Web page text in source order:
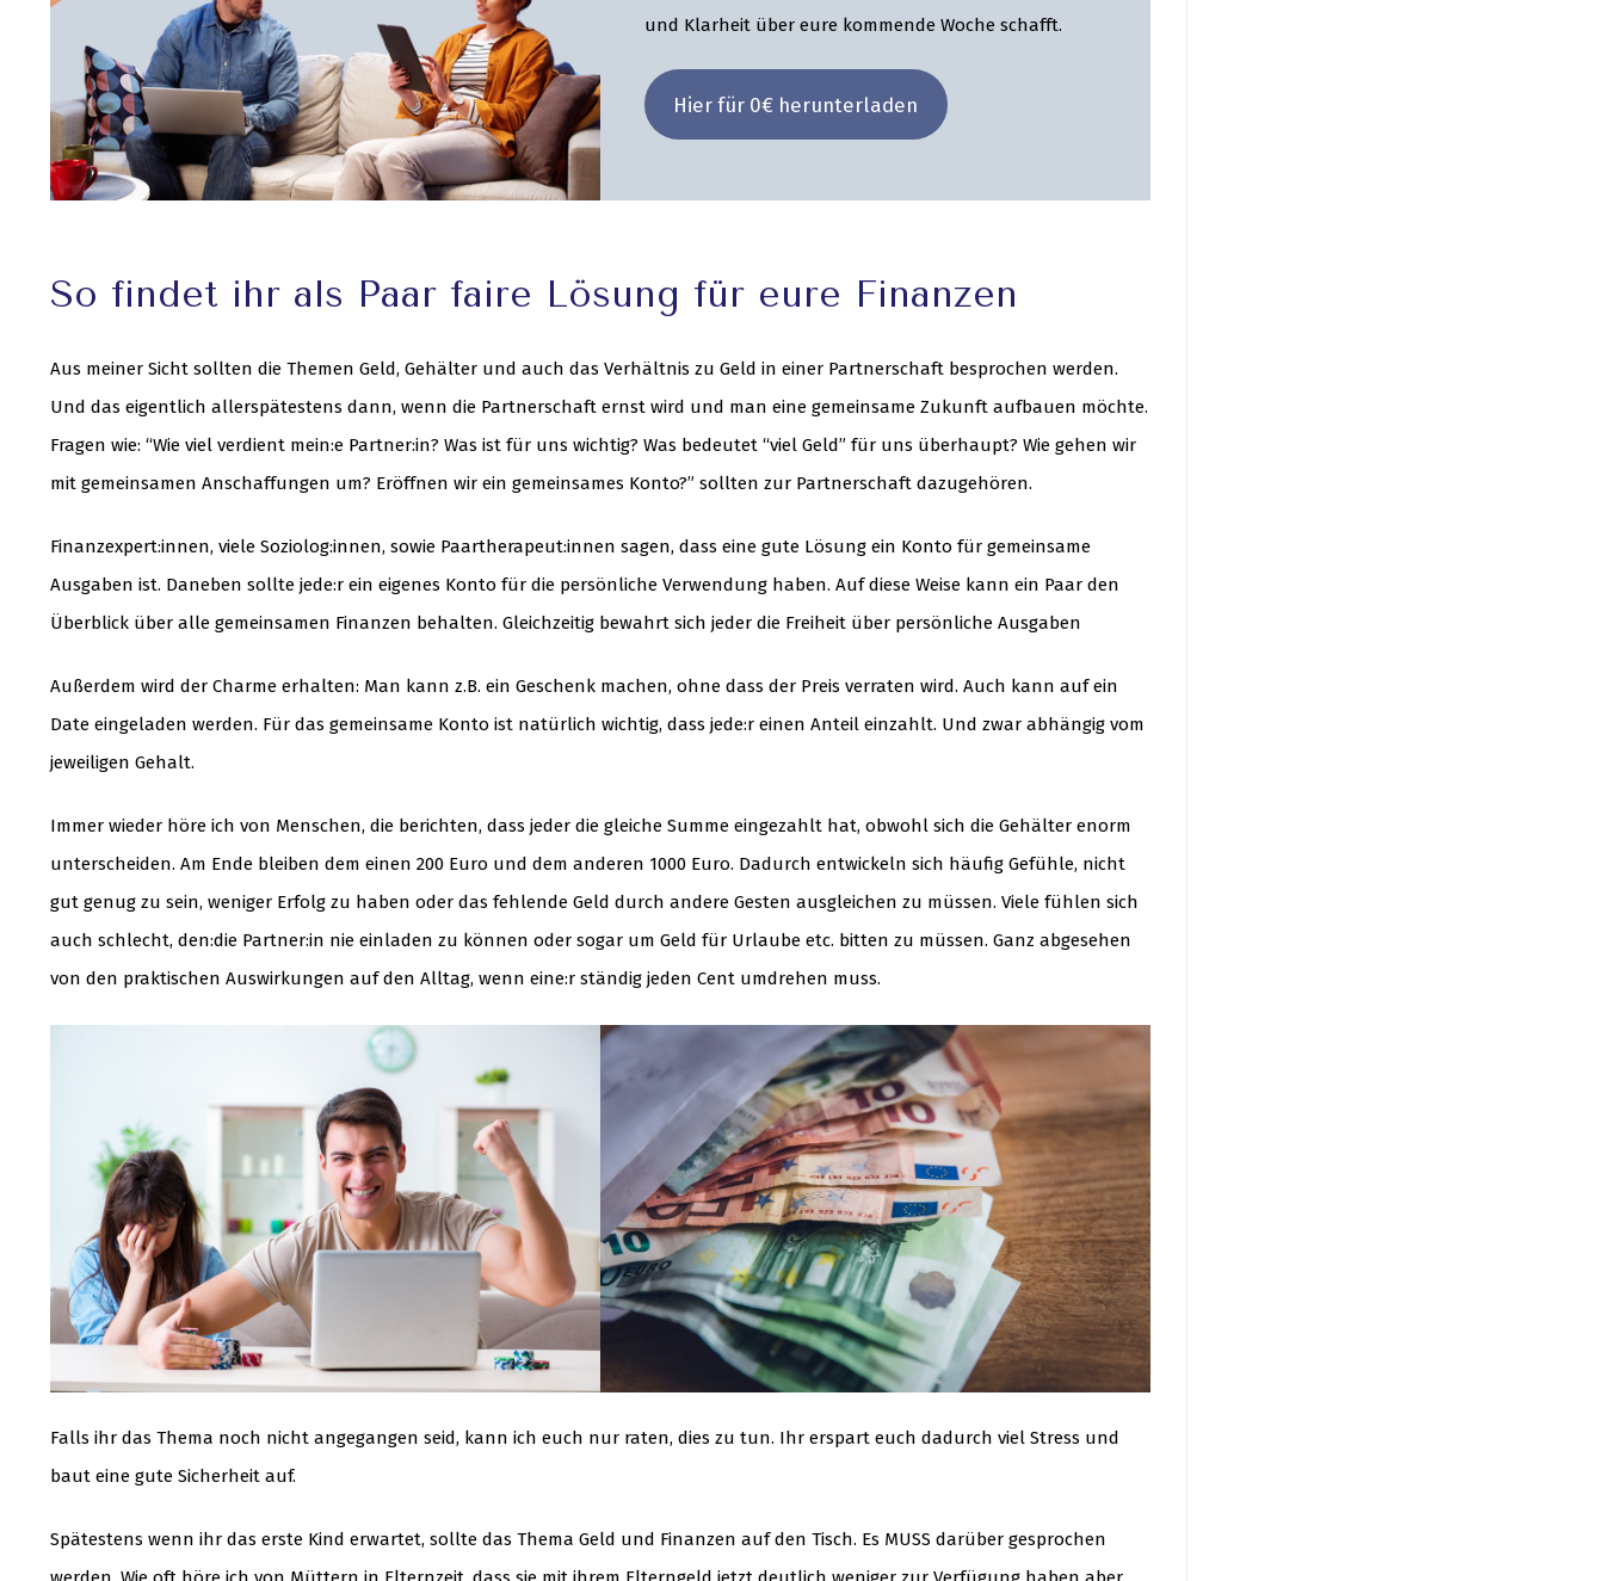
und Klarheit über eure kommende Woche schafft.
Hier für 0€ herunterladen
So findet ihr als Paar faire Lösung für eure Finanzen
Aus meiner Sicht sollten die Themen Geld, Gehälter und auch das Verhältnis zu Geld in einer Partnerschaft besprochen werden.
Und das eigentlich allerspätestens dann, wenn die Partnerschaft ernst wird und man eine gemeinsame Zukunft aufbauen möchte.
Fragen wie: “Wie viel verdient mein:e Partner:in? Was ist für uns wichtig? Was bedeutet “viel Geld” für uns überhaupt? Wie gehen wir
mit gemeinsamen Anschaffungen um? Eröffnen wir ein gemeinsames Konto?” sollten zur Partnerschaft dazugehören.
Finanzexpert:innen, viele Soziolog:innen, sowie Paartherapeut:innen sagen, dass eine gute Lösung ein Konto für gemeinsame
Ausgaben ist. Daneben sollte jede:r ein eigenes Konto für die persönliche Verwendung haben. Auf diese Weise kann ein Paar den
Überblick über alle gemeinsamen Finanzen behalten. Gleichzeitig bewahrt sich jeder die Freiheit über persönliche Ausgaben
Außerdem wird der Charme erhalten: Man kann z.B. ein Geschenk machen, ohne dass der Preis verraten wird. Auch kann auf ein
Date eingeladen werden. Für das gemeinsame Konto ist natürlich wichtig, dass jede:r einen Anteil einzahlt. Und zwar abhängig vom
jeweiligen Gehalt.
Immer wieder höre ich von Menschen, die berichten, dass jeder die gleiche Summe eingezahlt hat, obwohl sich die Gehälter enorm
unterscheiden. Am Ende bleiben dem einen 200 Euro und dem anderen 1000 Euro. Dadurch entwickeln sich häufig Gefühle, nicht
gut genug zu sein, weniger Erfolg zu haben oder das fehlende Geld durch andere Gesten ausgleichen zu müssen. Viele fühlen sich
auch schlecht, den:die Partner:in nie einladen zu können oder sogar um Geld für Urlaube etc. bitten zu müssen. Ganz abgesehen
von den praktischen Auswirkungen auf den Alltag, wenn eine:r ständig jeden Cent umdrehen muss.
Falls ihr das Thema noch nicht angegangen seid, kann ich euch nur raten, dies zu tun. Ihr erspart euch dadurch viel Stress und
baut eine gute Sicherheit auf.
Spätestens wenn ihr das erste Kind erwartet, sollte das Thema Geld und Finanzen auf den Tisch. Es MUSS darüber gesprochen